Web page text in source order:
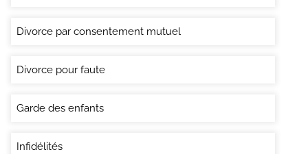
Divorce par consentement mutuel
Divorce pour faute
Garde des enfants
Infidélités